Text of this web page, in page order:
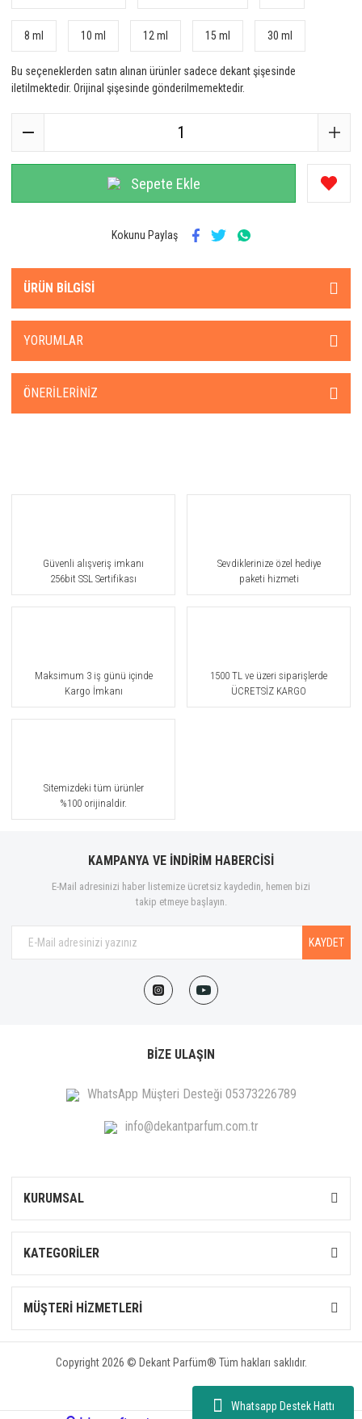
Whatsapp Destek Hattı
8 ml 10 ml 12 ml 15 ml 30 ml
Bu seçeneklerden satın alınan ürünler sadece dekant şişesinde
iletilmektedir. Orijinal şişesinde gönderilmemektedir.
Sepete Ekle
Kokunu Paylaş
ÜRÜN BILGISI
YORUMLAR
ÖNERILERINIZ
Güvenli alışveriş imkanı
256bit SSL Sertifikası
Sevdiklerinize özel hediye
paketi hizmeti
Maksimum 3 iş günü içinde
Kargo İmkanı
1500 TL ve üzeri siparişlerde
ÜCRETSİZ KARGO
Sitemizdeki tüm ürünler
%100 orijinaldir.
KAMPANYA VE İNDİRİM HABERCİSİ
E-Mail adresinizi haber listemize ücretsiz kaydedin, hemen bizi
takip etmeye başlayın.
KAYDET
BİZE ULAŞIN
WhatsApp Müşteri Desteği 05373226789
info@dekantparfum.com.tr
KURUMSAL
KATEGORİLER
MÜŞTERİ HİZMETLERİ
Copyright 2026 © Dekant Parfüm® Tüm hakları saklıdır.